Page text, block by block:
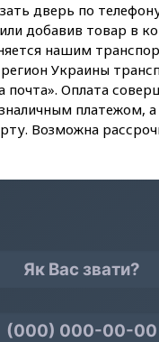
дверь по
добавив товар в
нашим
Украины
почта». Оплата
платежом,
Возможна